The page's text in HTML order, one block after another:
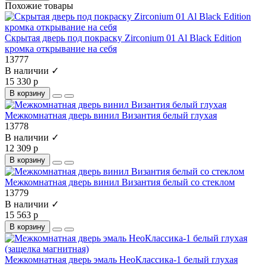
Похожие товары
Скрытая дверь под покраску Zirconium 01 Al Black Edition
кромка открывание на себя
13777
В наличии ✓
15 330 р
В корзину
Межкомнатная дверь винил Византия белый глухая
13778
В наличии ✓
12 309 р
В корзину
Межкомнатная дверь винил Византия белый со стеклом
13779
В наличии ✓
15 563 р
В корзину
Межкомнатная дверь эмаль НеоКлассика-1 белый глухая